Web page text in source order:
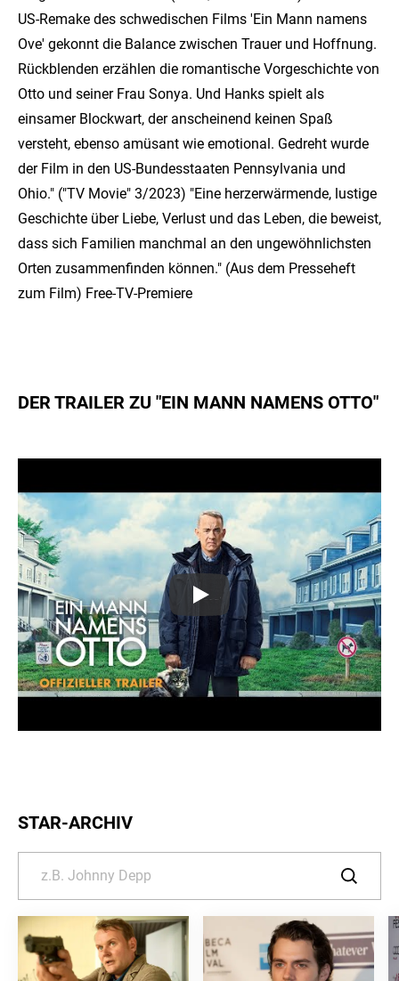
US-Remake des schwedischen Films 'Ein Mann namens
Ove' gekonnt die Balance zwischen Trauer und Hoffnung.
Rückblenden erzählen die romantische Vorgeschichte von
Otto und seiner Frau Sonya. Und Hanks spielt als
einsamer Blockwart, der anscheinend keinen Spaß
versteht, ebenso amüsant wie emotional. Gedreht wurde
der Film in den US-Bundesstaaten Pennsylvania und
Ohio." ("TV Movie" 3/2023) "Eine herzerwärmende, lustige
Geschichte über Liebe, Verlust und das Leben, die beweist,
dass sich Familien manchmal an den ungewöhnlichsten
Orten zusammenfinden können." (Aus dem Presseheft
zum Film) Free-TV-Premiere
DER TRAILER ZU "EIN MANN NAMENS OTTO"
STAR-ARCHIV